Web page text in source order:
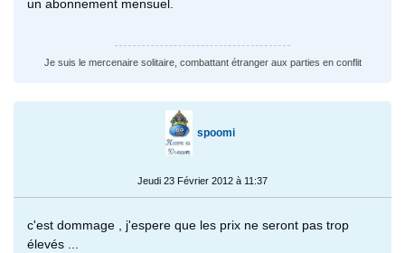
un abonnement mensuel.
Je suis le mercenaire solitaire, combattant étranger aux parties en conflit
spoomi
Jeudi 23 Février 2012 à 11:37
c'est dommage , j'espere que les prix ne seront pas trop
élevés ...